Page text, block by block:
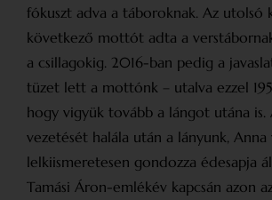
fókuszt adva a táboroknak. Az utolsó
következő mottót adta a
a csillagokig. 2016-ban pedig a
tüzet lett a mottónk – utalva ezzel
hogy vigyük tovább a lángot utána is.
vezetését halála után a lányunk,
lelkiismeretesen gondozza édesapja
Tamási Áron-emlékév kapcsán azon